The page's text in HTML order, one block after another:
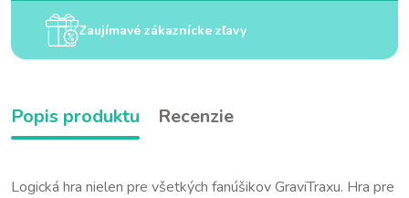
Zaujímavé zákaznícke zľavy
Popis produktu Recenzie
Logická hra nielen pre všetkých fanúšikov GraviTraxu. Hra pre